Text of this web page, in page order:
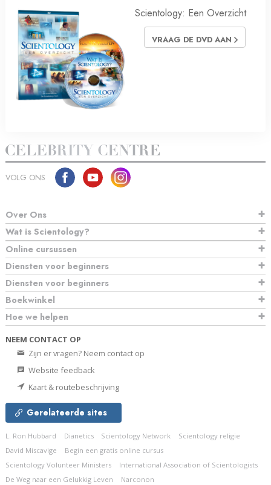
Scientology: Een Overzicht
VRAAG DE DVD AAN
VOLG ONS
Over Ons
Wat is Scientology?
Online cursussen
Diensten voor beginners
Diensten voor beginners
Boekwinkel
Hoe we helpen
NEEM CONTACT OP
Zijn er vragen? Neem contact op
Website feedback
Kaart & routebeschrijving
Gerelateerde sites
L. Ron Hubbard Dianetics Scientology Network
Scientology religie
David Miscavige
Begin een gratis online cursus
Scientology Volunteer Ministers
International Association of Scientologists
De Weg naar een Gelukkig Leven
Narconon